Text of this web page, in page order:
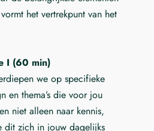
het vertrekpunt van het
I (60 min)
we op specifieke
en thema’s die voor jou
niet alleen naar kennis,
dit zich in jouw dagelijks